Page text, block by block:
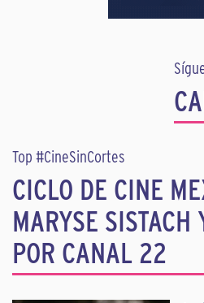
Top #CineSinCortes
CICLO DE CINE
MARYSE
POR CANAL 22